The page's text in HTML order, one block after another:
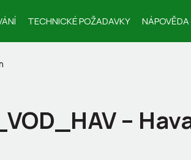
TECHNICKÉ POŽADAVKY NÁPOVĚDA
–